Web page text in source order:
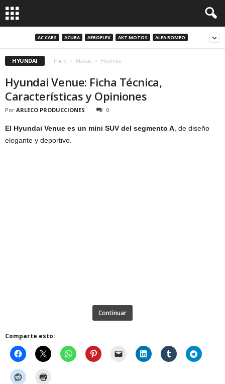
AC CARS ACURA AEROFLEX AKT MOTOS ALFA ROMEO
HYUNDAI Inicio Marcas Hyundai
Hyundai Venue: Ficha Técnica,
Características y Opiniones
Por ARLECO PRODUCCIONES 0
El Hyundai Venue es un mini SUV del segmento A , de diseño
elegante y deportivo.
Continuar
Comparte esto: